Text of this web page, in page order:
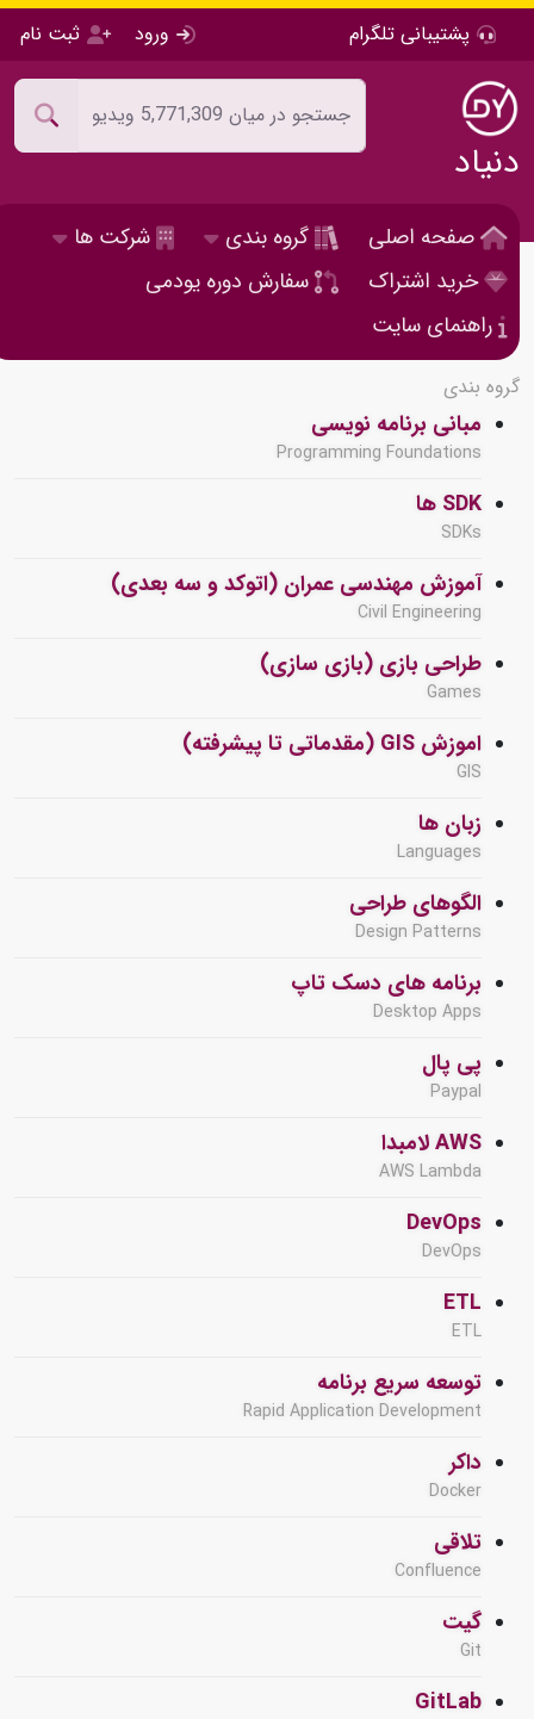
پشتیبانی تلگرام ورود ثبت نام
دنیاد
صفحه اصلی گروه بندی
شرکت ها
خرید اشتراک
سفارش دوره یودمی
راهنمای سایت
گروه بندی
مبانی برنامه نویسی
Programming Foundations
SDK ها
SDKs
آموزش مهندسی عمران (اتوکد و سه بعدی)
Civil Engineering
طراحی بازی (بازی سازی)
Games
اموزش GIS (مقدماتی تا پیشرفته)
GIS
زبان ها
Languages
الگوهای طراحی
Design Patterns
برنامه های دسک تاپ
Desktop Apps
پی پال
Paypal
AWS لامبدا
AWS Lambda
DevOps
DevOps
ETL
ETL
توسعه سریع برنامه
Rapid Application Development
داکر
Docker
تلاقی
Confluence
گیت
Git
GitLab